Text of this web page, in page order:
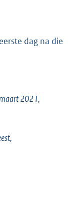
dag na die
2021,